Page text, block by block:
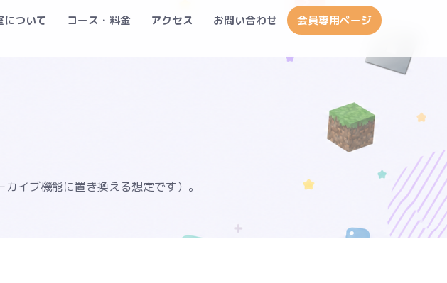
について コース・料金 アクセス お問い合わせ 会員専用ページ
イブ機能に置き換える想定です）。